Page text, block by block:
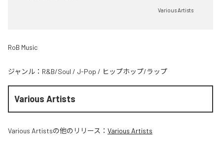
Various Artists
RoB Music
ジャンル： R&B/Soul / J-Pop / ヒップホップ/ラップ
Various Artists
Various Artistsの他のリリース： Various Artists